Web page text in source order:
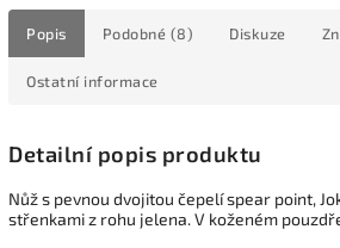
Popis Podobné (8) Diskuze
Ostatní informace
Detailní popis produktu
Nůž s pevnou dvojitou čepelí spear point,
střenkami z rohu jelena. V koženém